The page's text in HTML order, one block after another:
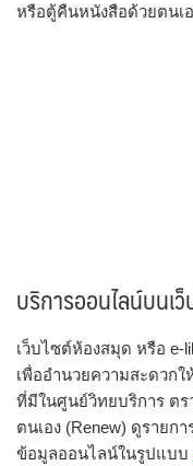
หรือตู้คืนหนังสือด้วยตนเ
บริการออนไลน์บนเ
เว็บไซต์ห้องสมุด หรือ e-
เพื่ออำนวยความสะดวก
ที่มีในศูนย์วิทยบริการ ตร
ตนเอง (Renew) ดูรายก
ข้อมูลออนไลน์ในรูปแบบ